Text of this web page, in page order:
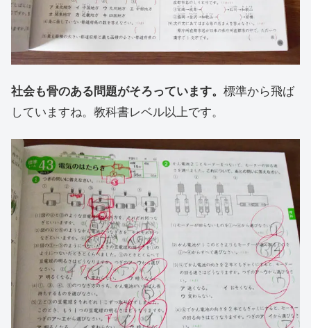
社会も骨のある問題がそろっています。 標準から飛ば
していますね。教科書レベル以上です。